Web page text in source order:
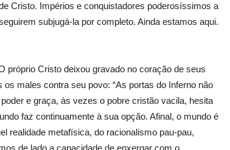
Cristo. Impérios e conquistadores poderosíssimos a
subjugá-la por completo. Ainda estamos aqui.
próprio Cristo deixou gravado no coração de seus
males contra seu povo: “As portas do Inferno não
e graça, às vezes o pobre cristão vacila, hesita
faz continuamente à sua opção. Afinal, o mundo é
realidade metafísica, do racionalismo pau-pau,
de lado a capacidade de enxergar com o